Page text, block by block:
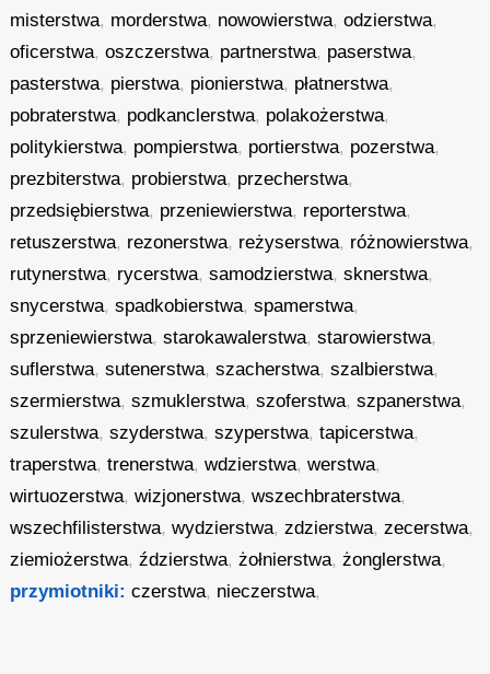
misterstwa, morderstwa, nowowierstwa,odzierstwa,
oficerstwa,oszczerstwa, partnerstwa, paserstwa,
pasterstwa, pierstwa, pionierstwa, płatnerstwa,
pobraterstwa, podkanclerstwa, polakożerstwa,
politykierstwa, pompierstwa, portierstwa, pozerstwa,
prezbiterstwa, probierstwa, przecherstwa,
przedsiębierstwa, przeniewierstwa, reporterstwa,
retuszerstwa, rezonerstwa, reżyserstwa, różnowierstwa,
rutynerstwa, rycerstwa,samodzierstwa,sknerstwa,
snycerstwa,spadkobierstwa,spamerstwa,
sprzeniewierstwa,starokawalerstwa,starowierstwa,
suflerstwa,sutenerstwa,szacherstwa,szalbierstwa,
szermierstwa,szmuklerstwa,szoferstwa,szpanerstwa,
szulerstwa,szyderstwa,szyperstwa,tapicerstwa,
traperstwa,trenerstwa,wdzierstwa,werstwa,
wirtuozerstwa,wizjonerstwa,wszechbraterstwa,
wszechfilisterstwa,wydzierstwa,zdzierstwa,zecerstwa,
ziemiożerstwa,ździerstwa,żołnierstwa,żonglerstwa,
przymiotniki: czerstwa, nieczerstwa,